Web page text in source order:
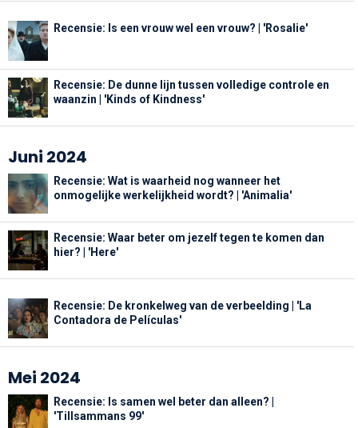
Recensie: Is een vrouw wel een vrouw? | 'Rosalie'
Recensie: De dunne lijn tussen volledige controle en
waanzin | 'Kinds of Kindness'
Juni 2024
Recensie: Wat is waarheid nog wanneer het
onmogelijke werkelijkheid wordt? | 'Animalia'
Recensie: Waar beter om jezelf tegen te komen dan
hier? | 'Here'
Recensie: De kronkelweg van de verbeelding | 'La
Contadora de Películas'
Mei 2024
Recensie: Is samen wel beter dan alleen? |
'Tillsammans 99'